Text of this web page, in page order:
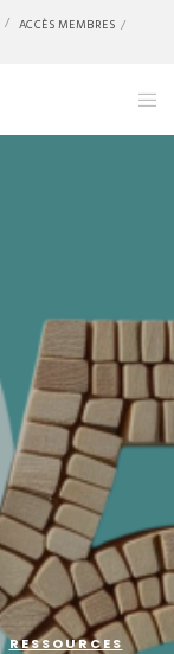
ACCÈS MEMBRES
RESSOURCES